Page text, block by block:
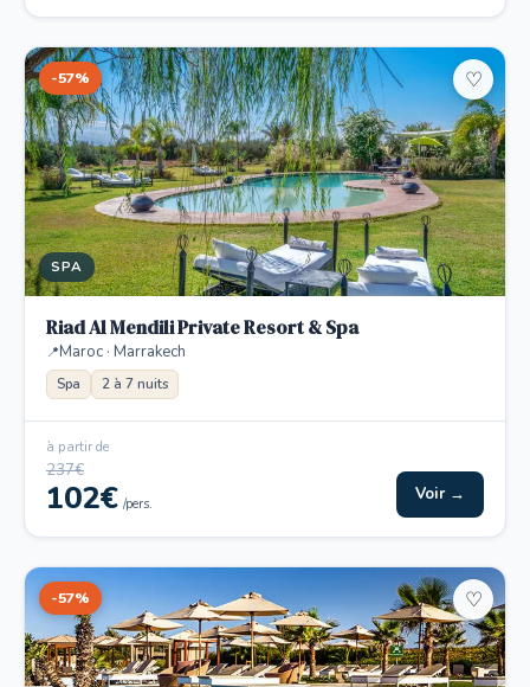
-57%
SPA
♡
Riad Al Mendili Private Resort & Spa
Maroc · Marrakech
Spa 2 à 7 nuits
à partir de
237€
102€ /pers. Voir →
-57% ♡